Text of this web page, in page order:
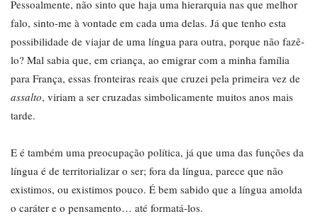
Pessoalmente, não sinto que haja uma hierarquia nas que melhor
falo, sinto-me à vontade em cada uma delas. Já que tenho esta
possibilidade de viajar de uma língua para outra, porque não fazê-
lo? Mal sabia que, em criança, ao emigrar com a minha família
para França, essas fronteiras reais que cruzei pela primeira vez de
assalto, viriam a ser cruzadas simbolicamente muitos anos mais
tarde.
E é também uma preocupação política, já que uma das funções da
língua é de territorializar o ser; fora da língua, parece que não
existimos, ou existimos pouco. É bem sabido que a língua amolda
o caráter e o pensamento… até formatá-los.